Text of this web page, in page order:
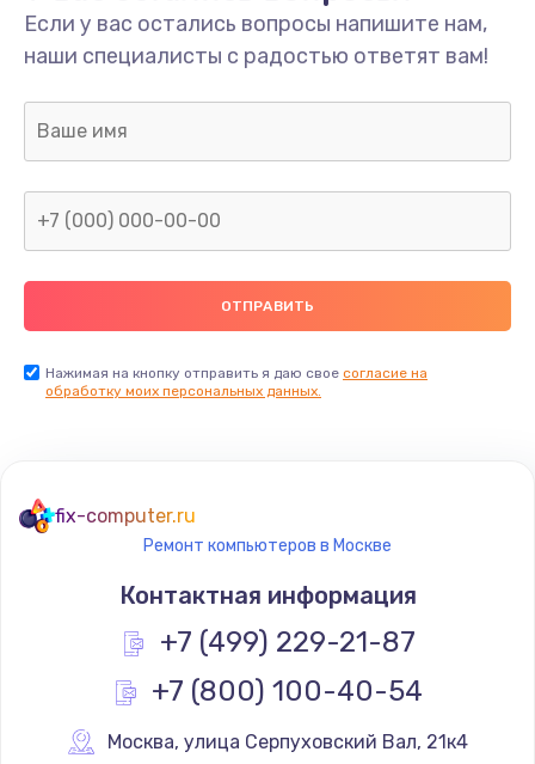
Если у вас остались вопросы напишите нам,
наши специалисты с радостью ответят вам!
Нажимая на кнопку отправить я даю свое согласие на
обработку моих персональных данных.
fix-computer.ru
Ремонт компьютеров в Москве
Контактная информация
+7 (499) 229-21-87
+7 (800) 100-40-54
Москва, улица Серпуховский Вал, 21к4